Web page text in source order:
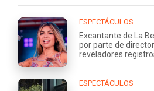
ESPECTÁCULOS
Excantante de La
por parte de
reveladores
ESPECTÁCULOS